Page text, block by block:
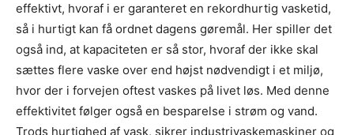
effektivt, hvoraf i er garanteret en rekordhurtig vasketid,
så i hurtigt kan få ordnet dagens gøremål. Her spiller det
også ind, at kapaciteten er så stor, hvoraf der ikke skal
sættes flere vaske over end højst nødvendigt i et miljø,
hvor der i forvejen oftest vaskes på livet løs. Med denne
effektivitet følger også en besparelse i strøm og vand.
Trods hurtighed af vask, sikrer industrivaskemaskiner og